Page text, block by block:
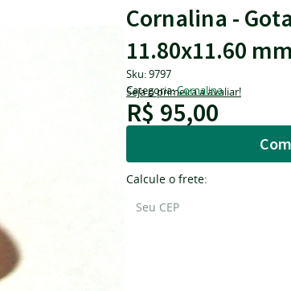
Cornalina -
11.80x11.60
Sku:9797
Categoria:Cornalina
Seja o primeira a avaliar!
R$ 95,00
Calcule o frete: